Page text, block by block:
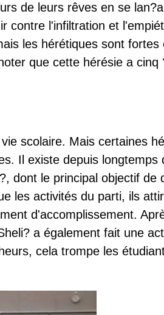
de leurs rêves en se
contre l'infiltration et
les hérétiques sont
que cette hérésie a
scolaire. Mais certaines
Il existe depuis
dont le principal objectif
les activités du parti, ils
d'accomplissement.
a également fait une
cela trompe les